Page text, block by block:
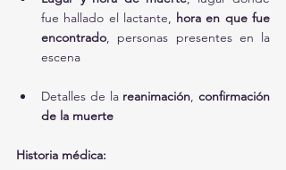
fue hallado el lactante, hora en que fue
encontrado, personas presentes en la
escena
Detalles de la reanimación, confirmación
de la muerte
Historia médica: